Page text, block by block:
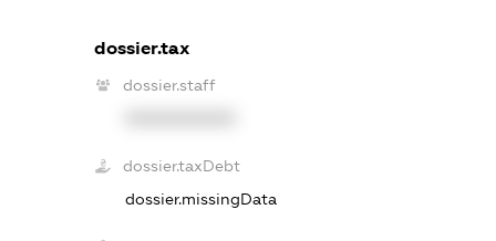
dossier.tax
dossier.staff
dossier.taxDebt
dossier.missingData